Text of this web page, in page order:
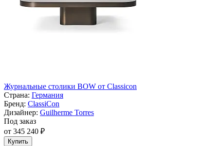
Журнальные столики BOW от Classicon
Страна: Германия
Бренд: ClassiСon
Дизайнер: Guilherme Torres
Под заказ
от 345 240 ₽
Купить